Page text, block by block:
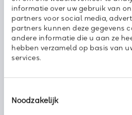
informatie over uw gebruik van
partners voor social media,
partners kunnen deze gegevens
andere informatie die u aan ze
hebben verzameld op basis van
services.
Noodzakelijk
Nieuws
2 augustus 2026